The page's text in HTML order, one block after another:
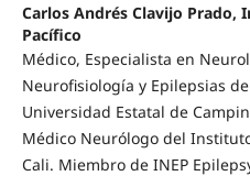
Carlos Andrés Clavijo
Pacífico
Médico, Especialista en
Neurofisiología y Epilepsias
Universidad Estatal de
Médico Neurólogo del
Cali. Miembro de INEP